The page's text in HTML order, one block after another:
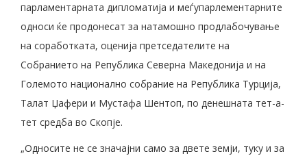
парламентарната дипломатија и меѓупарлементарните
односи ќе продонесат за натамошно продлабочување
на соработката, оценија претседателите на
Собранието на Република Северна Македонија и на
Големото национално собрание на Република Турција,
Талат Џафери и Мустафа Шентоп, по денешната тет-а-
тет средба во Скопје.
„Односите не се значајни само за двете земји, туку и за